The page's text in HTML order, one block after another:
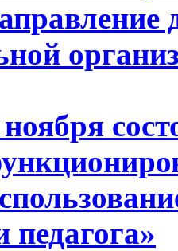
педагога»